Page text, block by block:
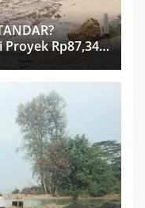
Rp87,34
dan